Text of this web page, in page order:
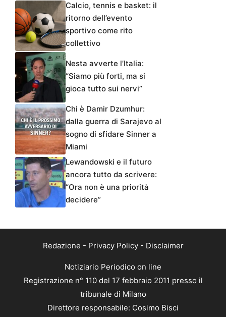
Calcio, tennis e basket: il
ritorno dell’evento
sportivo come rito
collettivo
Nesta avverte l’Italia:
“Siamo più forti, ma si
gioca tutto sui nervi”
Chi è Damir Dzumhur:
dalla guerra di Sarajevo al
sogno di sfidare Sinner a
Miami
Lewandowski e il futuro
ancora tutto da scrivere:
“Ora non è una priorità
decidere”
Redazione - Privacy Policy- Disclaimer
Notiziario Periodico on line
Registrazione n° 110 del 17 febbraio 2011 presso il
tribunale di Milano
Direttore responsabile: Cosimo Bisci